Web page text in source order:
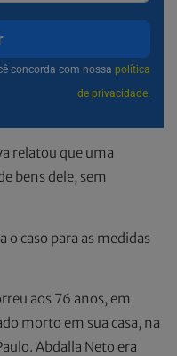
concorda com nossa política
de privacidade.
relatou que uma
bens dele, sem
o caso para as medidas
aos 76 anos, em
morto em sua casa, na
Abdalla Neto era